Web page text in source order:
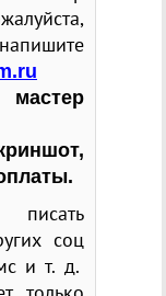
мастер
соц
и т. д.